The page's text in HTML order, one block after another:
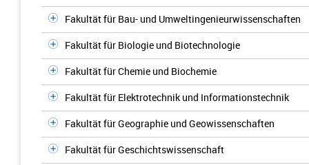
Fakultät für Bau- und Umweltingenieurwissenschaften
Fakultät für Biologie und Biotechnologie
Fakultät für Chemie und Biochemie
Fakultät für Elektrotechnik und Informationstechnik
Fakultät für Geographie und Geowissenschaften
Fakultät für Geschichtswissenschaft